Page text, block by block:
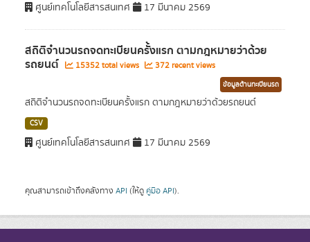
ศูนย์เทคโนโลยีสารสนเทศ 17 มีนาคม 2569
สถิติจำนวนรถจดทะเบียนครั้งแรก ตามกฎหมายว่าด้วย
รถยนต์ 15352 total views 372 recent views
ข้อมูลด้านทะเบียนรถ
สถิติจำนวนรถจดทะเบียนครั้งแรก ตามกฎหมายว่าด้วยรถยนต์
CSV
ศูนย์เทคโนโลยีสารสนเทศ 17 มีนาคม 2569
คุณสามารถเข้าถึงคลังทาง API (ให้ดู คู่มือ API).